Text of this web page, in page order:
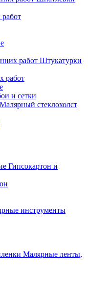
Штукатурки
работ
и сетки
Малярный стеклохолст
Гипсокартон и
инструменты
Малярные ленты,